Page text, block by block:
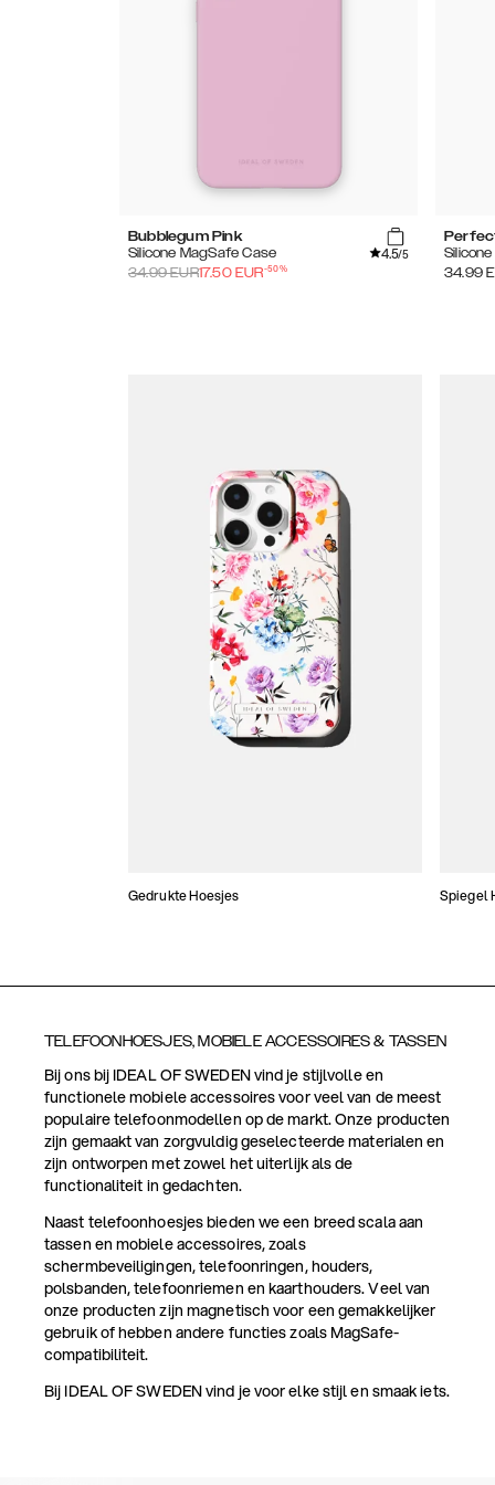
Bubblegum Pink
Silicone MagSafe Case
4.5/5
34.99EUR17.50 EUR-50%
34.99
Gedrukte Hoesjes Spiegel
TELEFOONHOESJES, MOBIELE ACCESSOIRES & TASSEN
Bij ons bij IDEAL OF SWEDEN vind je stijlvolle en
functionele mobiele accessoires voor veel van de meest
populaire telefoonmodellen op de markt. Onze producten
zijn gemaakt van zorgvuldig geselecteerde materialen en
zijn ontworpen met zowel het uiterlijk als de
functionaliteit in gedachten.
Naast telefoonhoesjes bieden we een breed scala aan
tassen en mobiele accessoires, zoals
schermbeveiligingen, telefoonringen, houders,
polsbanden, telefoonriemen en kaarthouders. Veel van
onze producten zijn magnetisch voor een gemakkelijker
gebruik of hebben andere functies zoals MagSafe-
compatibiliteit.
Bij IDEAL OF SWEDEN vind je voor elke stijl en smaak iets.